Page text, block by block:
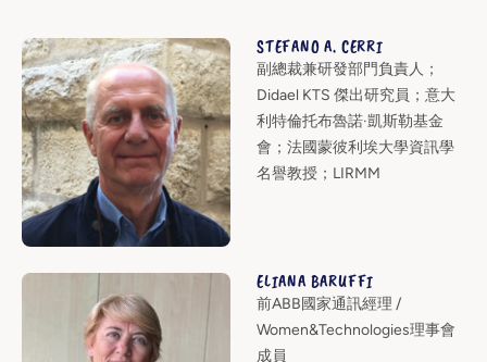
STEFANO A. CERRI
副總裁兼研發部門負責人；
Didael KTS 傑出研究員；意大
利特倫托布魯諾·凱斯勒基金
會；法國蒙彼利埃大學資訊學
名譽教授；LIRMM
ELIANA BARUFFI
前ABB國家通訊經理 /
Women&Technologies理事會
成員